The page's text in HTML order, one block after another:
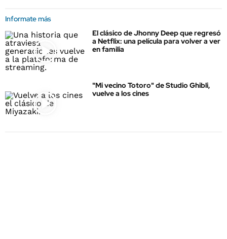
Informate más
El clásico de Jhonny Deep que regresó
a Netflix: una película para volver a ver
en familia
"Mi vecino Totoro" de Studio Ghibli,
vuelve a los cines